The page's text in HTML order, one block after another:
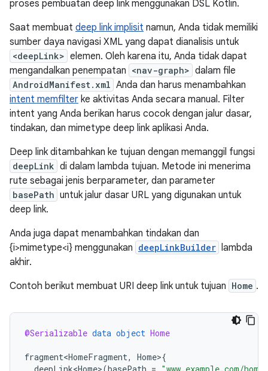
proses pembuatan deep link menggunakan DSL Kotlin.
Saat membuat deep link implisit namun, Anda tidak memiliki
sumber daya navigasi XML yang dapat dianalisis untuk
<deepLink> elemen. Oleh karena itu, Anda tidak dapat
mengandalkan penempatan <nav-graph> dalam file
AndroidManifest.xml Anda dan harus menambahkan
intent memfilter ke aktivitas Anda secara manual. Filter
intent yang Anda berikan harus cocok dengan jalur dasar,
tindakan, dan mimetype deep link aplikasi Anda.
Deep link ditambahkan ke tujuan dengan memanggil fungsi
deepLink di dalam lambda tujuan. Metode ini menerima
rute sebagai jenis berparameter, dan parameter
basePath untuk jalur dasar URL yang digunakan untuk
deep link.
Anda juga dapat menambahkan tindakan dan
{i>mimetype<i} menggunakan deepLinkBuilder
lambda
akhir.
Contoh berikut membuat URI deep link untuk tujuan Home .
@Serializable data object Home
fragment<HomeFragment, Home>{